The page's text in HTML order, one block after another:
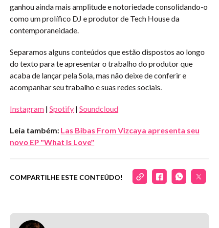
ganhou ainda mais amplitude e notoriedade consolidando-o
como um prolífico DJ e produtor de Tech House da
contemporaneidade.
Separamos alguns conteúdos que estão dispostos ao longo
do texto para te apresentar o trabalho do produtor que
acaba de lançar pela Sola, mas não deixe de conferir e
acompanhar seu trabalho e suas redes sociais.
Instagram | Spotify | Soundcloud
Leia também: Las Bibas From Vizcaya apresenta seu
novo EP "What Is Love"
COMPARTILHE ESTE CONTEÚDO!